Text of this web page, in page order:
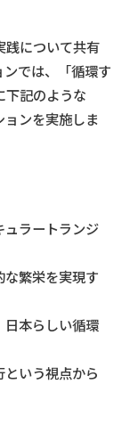
践について共有
では、「循環す
下記のような
ョンを実施しま
ュラートランジ
繁栄を実現す
日本らしい循環
いう視点から